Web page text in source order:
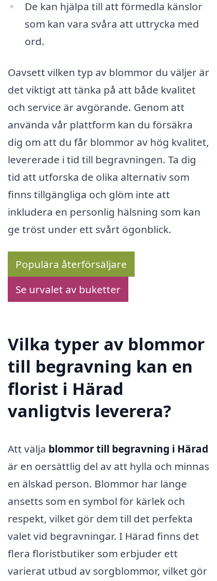
De kan hjälpa till att förmedla känslor
som kan vara svåra att uttrycka med
ord.
Oavsett vilken typ av blommor du väljer är
det viktigt att tänka på att både kvalitet
och service är avgörande. Genom att
använda vår plattform kan du försäkra
dig om att du får blommor av hög kvalitet,
levererade i tid till begravningen. Ta dig
tid att utforska de olika alternativ som
finns tillgängliga och glöm inte att
inkludera en personlig hälsning som kan
ge tröst under ett svårt ögonblick.
Populära återförsäljare
Se urvalet av buketter
Vilka typer av blommor
till begravning kan en
florist i Härad
vanligtvis leverera?
Att välja blommor till begravning i Härad
är en oersättlig del av att hylla och minnas
en älskad person. Blommor har länge
ansetts som en symbol för kärlek och
respekt, vilket gör dem till det perfekta
valet vid begravningar. I Härad finns det
flera floristbutiker som erbjuder ett
varierat utbud av sorgblommor, vilket gör